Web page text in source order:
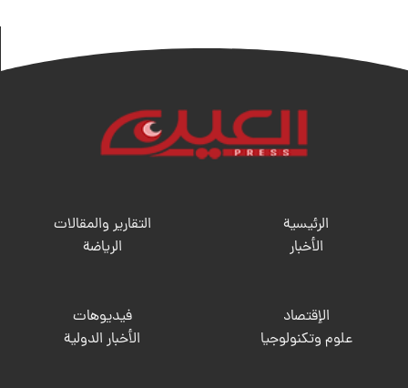
الرئيسية
الأخبار
التقارير والمقالات
الریاضة
الإقتصاد
علوم وتكنولوجيا
فيديوهات
الأخبار الدولية